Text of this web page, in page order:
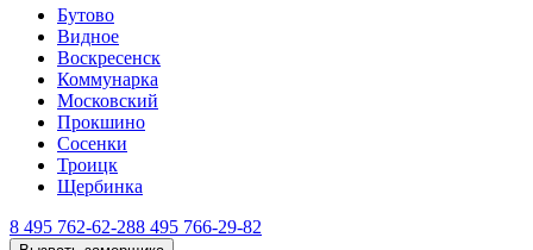
Бутово
Видное
Воскресенск
Коммунарка
Московский
Прокшино
Сосенки
Троицк
Щербинка
8 495 762-62-288 495 766-29-82